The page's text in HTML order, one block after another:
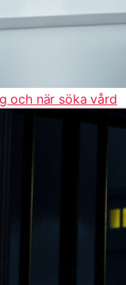
och när söka vård